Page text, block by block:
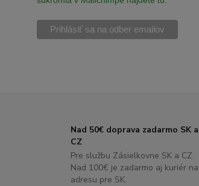
Nad 50€ doprava zadarmo SK a
CZ
Pre službu Zásielkovne SK a CZ.
Nad 100€ je zadarmo aj kuriér na
adresu pre SK.